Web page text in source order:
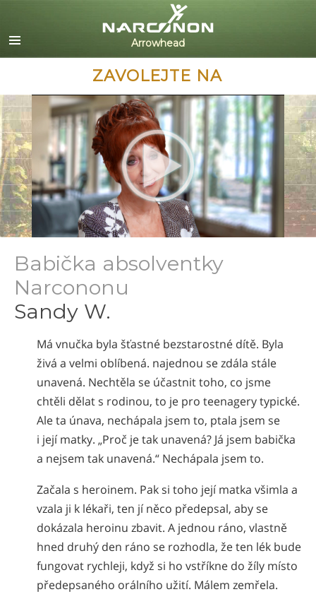
Dansk
Deutsch
Ελληνικά (Greek)
Español
Français
Hebrew
Magyar
Italiano
日本語 (Japanese)
Nederlands
Norsk
Русский (Russian)
Arabic
Ukrainian
Čeština
Turkish
ZAVOLEJTE NA
Babička absolventky
Narcononu
Sandy W.
Má vnučka byla šťastné bezstarostné dítě. Byla
živá a velmi oblíbená. najednou se zdála stále
unavená. Nechtěla se účastnit toho, co jsme
chtěli dělat s rodinou, to je pro teenagery typické.
Ale ta únava, nechápala jsem to, ptala jsem se
i její matky. „Proč je tak unavená? Já jsem babička
a nejsem tak unavená.“ Nechápala jsem to.
Začala s heroinem. Pak si toho její matka všimla a
vzala ji k lékaři, ten jí něco předepsal, aby se
dokázala heroinu zbavit. A jednou ráno, vlastně
hned druhý den ráno se rozhodla, že ten lék bude
fungovat rychleji, když si ho vstříkne do žíly místo
předepsaného orálního užití. Málem zemřela.